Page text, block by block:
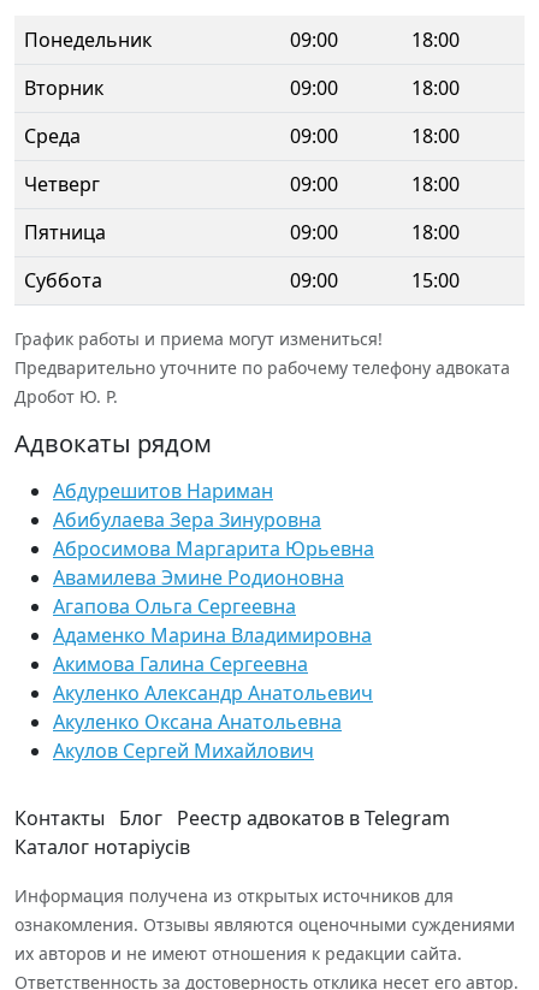
Понедельник 09:00
18:00
Вторник
09:00
18:00
Среда
09:00
18:00
Четверг
09:00
18:00
Пятница
09:00
18:00
Суббота
09:00 15:00
График работы и приема могут измениться!
Предварительно уточните по рабочему телефону адвоката
Дробот Ю. Р.
Адвокаты рядом
Абдурешитов Нариман
Абибулаева Зера Зинуровна
Абросимова Маргарита Юрьевна
Авамилева Эмине Родионовна
Агапова Ольга Сергеевна
Адаменко Марина Владимировна
Акимова Галина Сергеевна
Акуленко Александр Анатольевич
Акуленко Оксана Анатольевна
Акулов Сергей Михайлович
Контакты Блог Реестр адвокатов в Telegram
Каталог нотаріусів
Информация получена из открытых источников для
ознакомления. Отзывы являются оценочными суждениями
их авторов и не имеют отношения к редакции сайта.
Ответственность за достоверность отклика несет его автор.